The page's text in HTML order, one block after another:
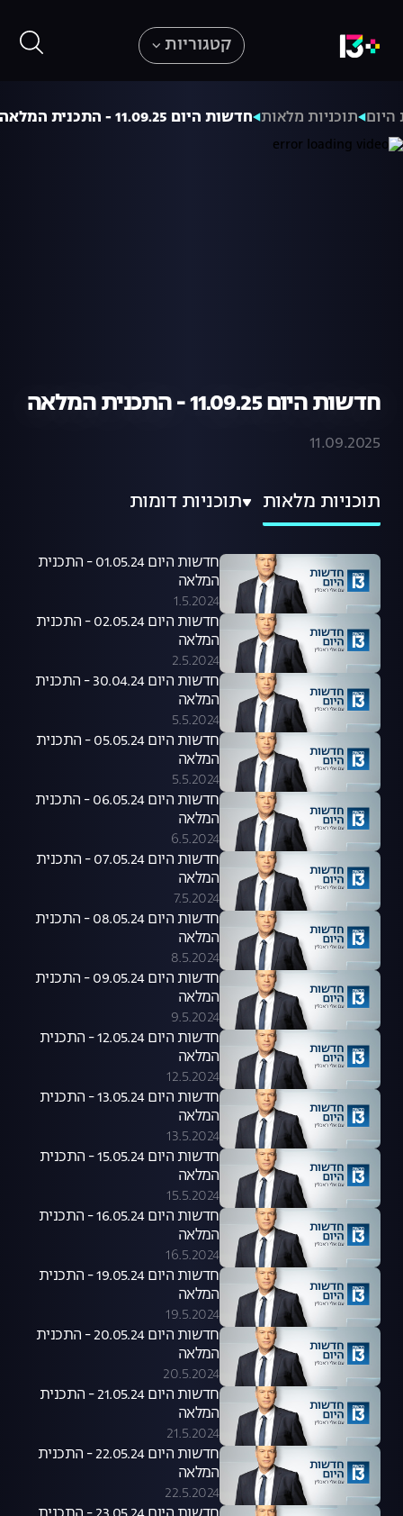
קטגוריות
תוכניות מלאות חדשות היום 11.09.25 - התכנית המלאה
חדשות היום 11.09.25 - התכנית המלאה
11.09.2025
תוכניות מלאות תוכניות דומות
חדשות היום 01.05.24 - התכנית
המלאה
1.5.2024
חדשות היום 02.05.24 - התכנית
המלאה
2.5.2024
חדשות היום 30.04.24 - התכנית
המלאה
5.5.2024
חדשות היום 05.05.24 - התכנית
המלאה
5.5.2024
חדשות היום 06.05.24 - התכנית
המלאה
6.5.2024
חדשות היום 07.05.24 - התכנית
המלאה
7.5.2024
חדשות היום 08.05.24 - התכנית
המלאה
8.5.2024
חדשות היום 09.05.24 - התכנית
המלאה
9.5.2024
חדשות היום 12.05.24 - התכנית
המלאה
12.5.2024
חדשות היום 13.05.24 - התכנית
המלאה
13.5.2024
חדשות היום 15.05.24 - התכנית
המלאה
15.5.2024
חדשות היום 16.05.24 - התכנית
המלאה
16.5.2024
חדשות היום 19.05.24 - התכנית
המלאה
19.5.2024
חדשות היום 20.05.24 - התכנית
המלאה
20.5.2024
חדשות היום 21.05.24 - התכנית
המלאה
21.5.2024
חדשות היום 22.05.24 - התכנית
המלאה
22.5.2024